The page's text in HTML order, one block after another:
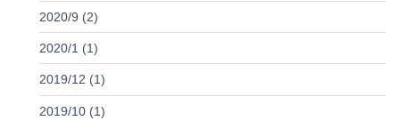
2020/9 (2)
2020/1 (1)
2019/12 (1)
2019/10 (1)